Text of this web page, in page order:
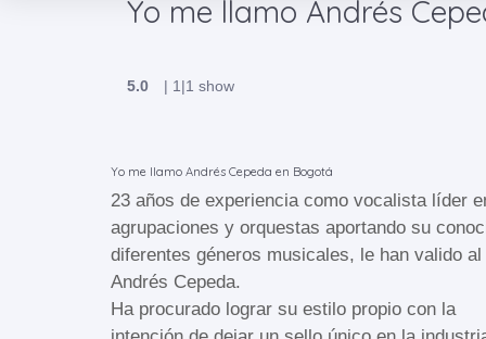
Yo me llamo Andrés
5.0 | 1 |1 show
Yo me llamo Andrés Cepeda en Bogotá
23 años de experiencia como vocalista líder
agrupaciones y orquestas aportando su
diferentes géneros musicales, le han valido
Andrés Cepeda.
Ha procurado lograr su estilo propio con la